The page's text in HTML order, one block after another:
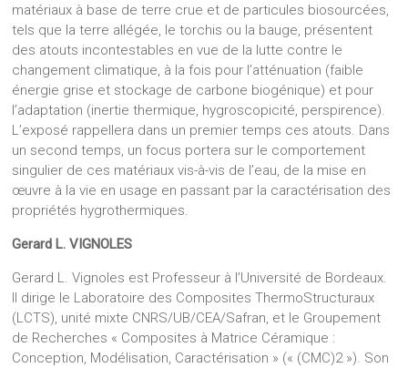
matériaux à base de terre crue et de particules biosourcées,
tels que la terre allégée, le torchis ou la bauge, présentent
des atouts incontestables en vue de la lutte contre le
changement climatique, à la fois pour l’atténuation (faible
énergie grise et stockage de carbone biogénique) et pour
l’adaptation (inertie thermique, hygroscopicité, perspirence).
L’exposé rappellera dans un premier temps ces atouts. Dans
un second temps, un focus portera sur le comportement
singulier de ces matériaux vis-à-vis de l’eau, de la mise en
œuvre à la vie en usage en passant par la caractérisation des
propriétés hygrothermiques.
Gerard L. VIGNOLES
Gerard L. Vignoles est Professeur à l’Université de Bordeaux.
Il dirige le Laboratoire des Composites ThermoStructuraux
(LCTS), unité mixte CNRS/UB/CEA/Safran, et le Groupement
de Recherches « Composites à Matrice Céramique :
Conception, Modélisation, Caractérisation » (« (CMC)2 »). Son